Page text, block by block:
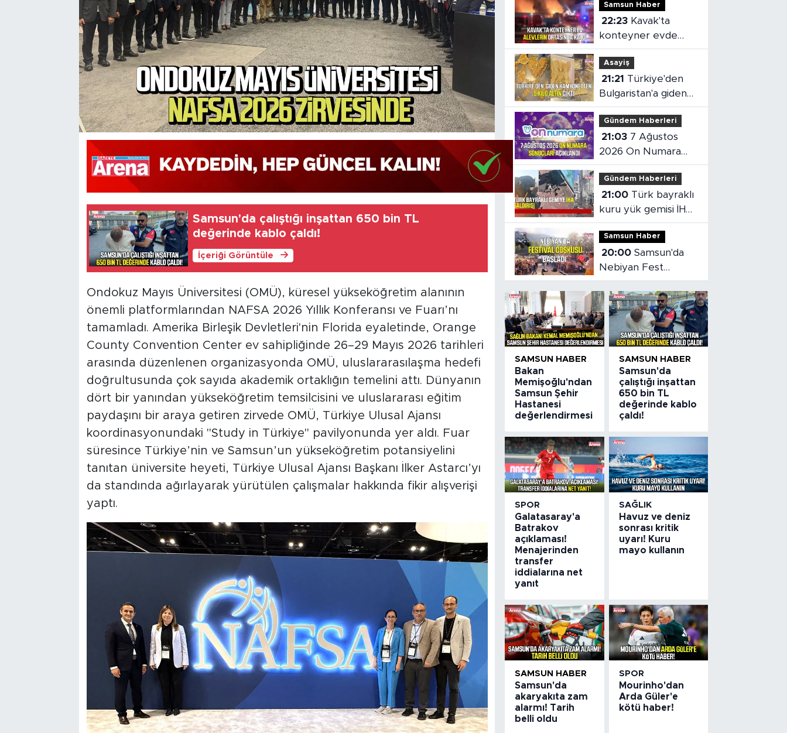
Samsun'da çalıştığı inşattan 650 bin TL
değerinde kablo çaldı!
İçeriği Görüntüle
Ondokuz Mayıs Üniversitesi (OMÜ), küresel yükseköğretim alanının
önemli platformlarından NAFSA 2026 Yıllık Konferansı ve Fuarı’nı
tamamladı. Amerika Birleşik Devletleri'nin Florida eyaletinde, Orange
County Convention Center ev sahipliğinde 26–29 Mayıs 2026 tarihleri
arasında düzenlenen organizasyonda OMÜ, uluslararasılaşma hedefi
doğrultusunda çok sayıda akademik ortaklığın temelini attı. Dünyanın
dört bir yanından yükseköğretim temsilcisini ve uluslararası eğitim
paydaşını bir araya getiren zirvede OMÜ, Türkiye Ulusal Ajansı
koordinasyonundaki "Study in Türkiye" pavilyonunda yer aldı. Fuar
süresince Türkiye’nin ve Samsun’un yükseköğretim potansiyelini
tanıtan üniversite heyeti, Türkiye Ulusal Ajansı Başkanı İlker Astarcı’yı
da standında ağırlayarak yürütülen çalışmalar hakkında fikir alışverişi
yaptı.
Samsun Haber
22:23
konteyner evde
yangın çıktı
Asayiş
21:21
Bulgaristan'a giden
kamyonetten 5 kilo
altın çıktı
Gündem Haberleri
21:03
2026 On Numara
sonuçları açıklandı
Gündem Haberleri
21:00
kuru yük gemisi İHA
saldırısına uğradı
Samsun Haber
20:00 Samsun'da
Nebiyan Fest
Başladı
SAMSUN HABER
Bakan
Memişoğlu'ndan
Samsun Şehir
Hastanesi
değerlendirmesi
SAMSUN HABER
Samsun'da
çalıştığı inşattan
650 bin TL
değerinde kablo
çaldı!
SPOR
Galatasaray'a
Batrakov
açıklaması!
Menajerinden
transfer
iddialarına net
yanıt
SAĞLIK
Havuz ve deniz
sonrası kritik
uyarı! Kuru
mayo kullanın
SAMSUN HABER
Samsun'da
akaryakıta zam
alarmı! Tarih
belli oldu
SPOR
Mourinho'dan
Arda Güler'e
kötü haber!